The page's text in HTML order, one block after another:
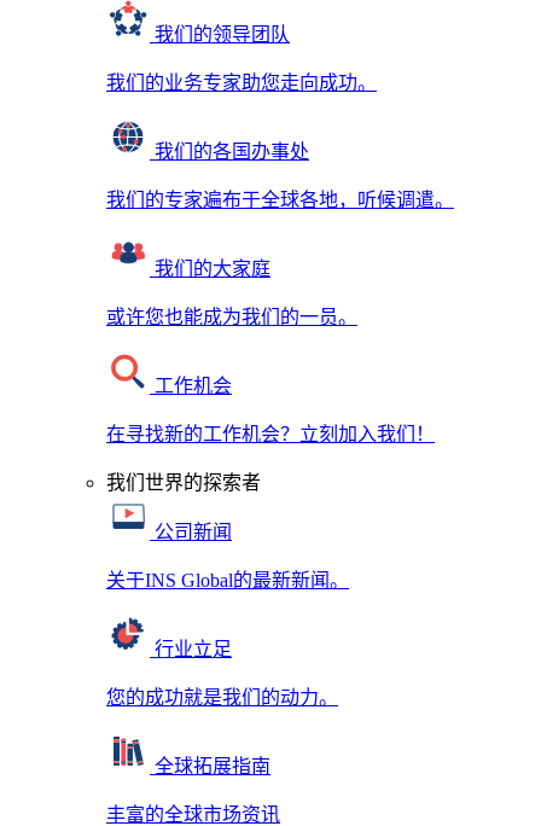
我们的领导团队
我们的业务专家助您走向成功。
我们的各国办事处
我们的专家遍布于全球各地，听候调遣。
我们的大家庭
或许您也能成为我们的一员。
工作机会
在寻找新的工作机会？立刻加入我们！
我们世界的探索者
公司新闻
关于INS Global的最新新闻。
行业立足
您的成功就是我们的动力。
全球拓展指南
丰富的全球市场资讯